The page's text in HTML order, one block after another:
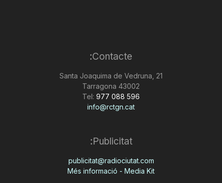
Contacte:
Santa Joaquima de Vedruna, 21
43002 Tarragona
Tel: 977 088 596
info@rctgn.cat
Publicitat:
publicitat@radiociutat.com
Més informació - Media Kit